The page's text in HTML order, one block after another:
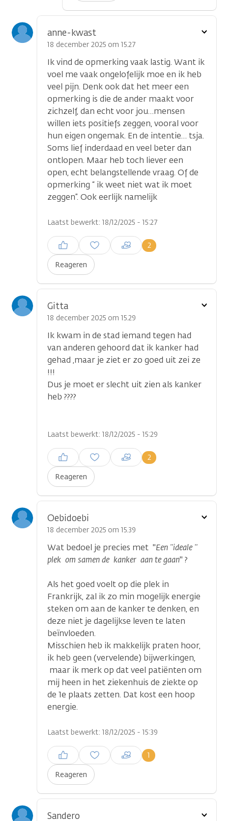
anne-kwast
18 december 2025 om 15.27
Ik vind de opmerking vaak lastig. Want ik
voel me vaak ongelofelijk moe en ik heb
veel pijn. Denk ook dat het meer een
opmerking is die de ander maakt voor
zichzelf, dan echt voor jou…mensen
willen iets positiefs zeggen, vooral voor
hun eigen ongemak. En de intentie… tsja.
Soms lief inderdaad en veel beter dan
ontlopen. Maar heb toch liever een
open, echt belangstellende vraag. Of de
opmerking “ ik weet niet wat ik moet
zeggen”. Ook eerlijk namelijk
Laatst bewerkt: 18/12/2025 - 15:27
Reageren
2
Inloggen om een reactie te
plaatsen
Toon
Gitta
18 december 2025 om 15.29
Ik kwam in de stad iemand tegen had
van anderen gehoord dat ik kanker had
gehad ,maar je ziet er zo goed uit zei ze
!!!
Dus je moet er slecht uit zien als kanker
heb ????
Laatst bewerkt: 18/12/2025 - 15:29
Reageren
2
Inloggen om een reactie te
plaatsen
Toon
Oebidoebi
18 december 2025 om 15.39
Wat bedoel je precies met "Een ''ideale ''
plek om samen de kanker aan te gaan" ?
Als het goed voelt op die plek in
Frankrijk, zal ik zo min mogelijk energie
steken om aan de kanker te denken, en
deze niet je dagelijkse leven te laten
beïnvloeden.
Misschien heb ik makkelijk praten hoor,
ik heb geen (vervelende) bijwerkingen,
maar ik merk op dat veel patiënten om
mij heen in het ziekenhuis de ziekte op
de 1e plaats zetten. Dat kost een hoop
energie.
Laatst bewerkt: 18/12/2025 - 15:39
Reageren
1
Inloggen om een reactie te
plaatsen
Toon
Sandero
Toon